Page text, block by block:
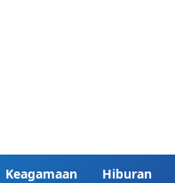
Keagamaan Hiburan